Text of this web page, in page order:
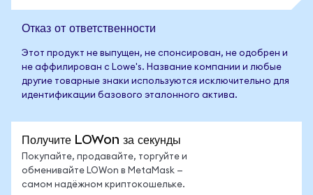
Отказ от ответственности
Этот продукт не выпущен, не спонсирован, не одобрен и
не аффилирован с Lowe's. Название компании и любые
другие товарные знаки используются исключительно для
идентификации базового эталонного актива.
Получите LOWon за секунды
Покупайте, продавайте, торгуйте и
обменивайте LOWon в MetaMask —
самом надёжном криптокошельке.